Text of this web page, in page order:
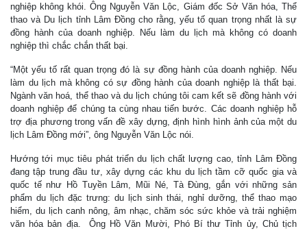
nghiệp không khói. Ông Nguyễn Văn Lộc, Giám đốc Sở Văn hóa, Thể
thao và Du lịch tỉnh Lâm Đồng cho rằng, yếu tố quan trọng nhất là sự
đồng hành của doanh nghiệp. Nếu làm du lịch mà không có doanh
nghiệp thì chắc chắn thất bại.
“Một yếu tố rất quan trọng đó là sự đồng hành của doanh nghiệp. Nếu
làm du lịch mà không có sự đồng hành của doanh nghiệp là thất bại.
Ngành văn hoá, thể thao và du lịch chúng tôi cam kết sẽ đồng hành với
doanh nghiệp để chúng ta cùng nhau tiến bước. Các doanh nghiệp hỗ
trợ địa phương trong vấn đề xây dựng, định hình hình ảnh của một du
lịch Lâm Đồng mới”, ông Nguyễn Văn Lộc nói.
Hướng tới mục tiêu phát triển du lịch chất lượng cao, tỉnh Lâm Đồng
đang tập trung đầu tư, xây dựng các khu du lịch tầm cỡ quốc gia và
quốc tế như Hồ Tuyền Lâm, Mũi Né, Tà Đùng, gắn với những sản
phẩm du lịch đặc trưng: du lịch sinh thái, nghỉ dưỡng, thể thao mạo
hiểm, du lịch canh nông, âm nhạc, chăm sóc sức khỏe và trải nghiệm
văn hóa bản địa. Ông Hồ Văn Mười, Phó Bí thư Tỉnh ủy, Chủ tịch